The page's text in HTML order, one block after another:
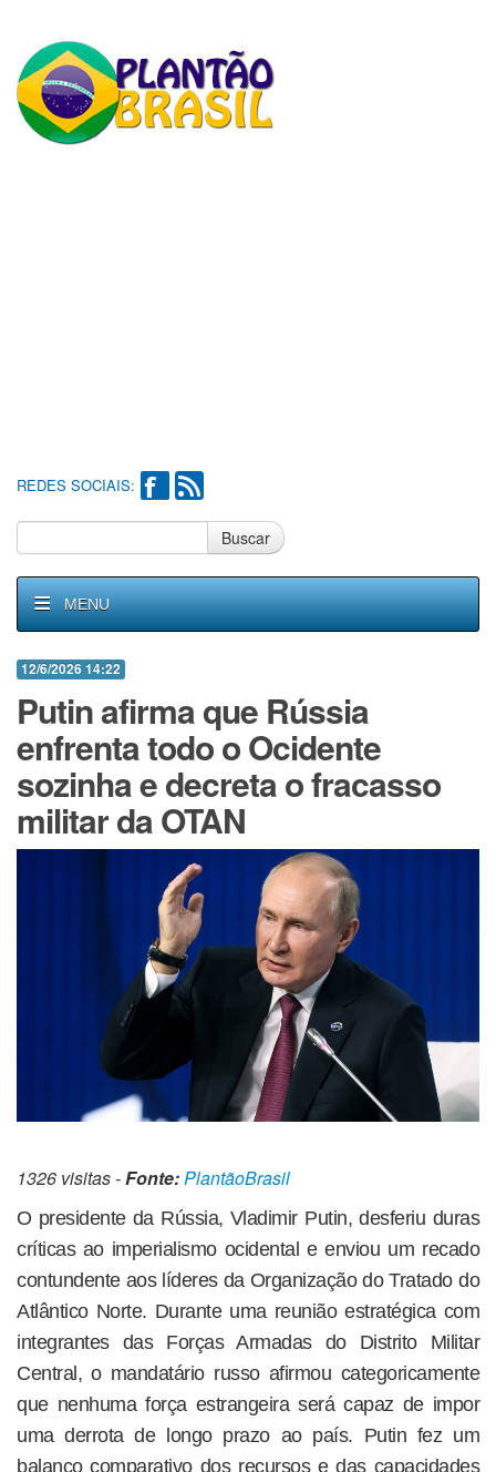
REDES SOCIAIS:
Buscar
MENU
12/6/2026 14:22
Putin afirma que Rússia
enfrenta todo o Ocidente
sozinha e decreta o fracasso
militar da OTAN
1326 visitas -Fonte:PlantãoBrasil
O presidente da Rússia, Vladimir Putin, desferiu duras
críticas ao imperialismo ocidental e enviou um recado
contundente aos líderes da Organização do Tratado do
Atlântico Norte. Durante uma reunião estratégica com
integrantes das Forças Armadas do Distrito Militar
Central, o mandatário russo afirmou categoricamente
que nenhuma força estrangeira será capaz de impor
uma derrota de longo prazo ao país. Putin fez um
balanço comparativo dos recursos e das capacidades